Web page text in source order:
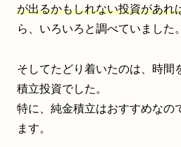
が出るかもしれない投資があれ
ら、いろいろと調べていました。
そしてたどり着いたのは、時間
積立投資でした。
特に、純金積立はおすすめなの
ます。